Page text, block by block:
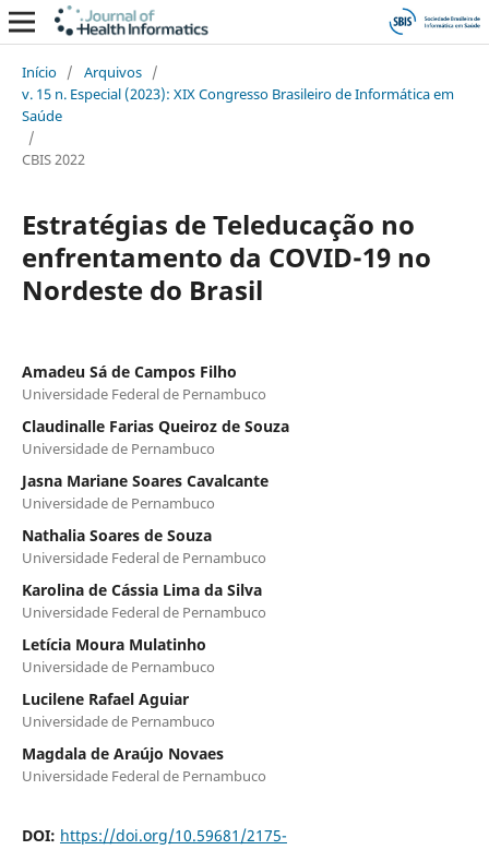
Início / Arquivos /
v. 15 n. Especial (2023): XIX Congresso Brasileiro de Informática em
Saúde
/
CBIS 2022
Estratégias de Teleducação no
enfrentamento da COVID-19 no
Nordeste do Brasil
Amadeu Sá de Campos Filho
Universidade Federal de Pernambuco
Claudinalle Farias Queiroz de Souza
Universidade de Pernambuco
Jasna Mariane Soares Cavalcante
Universidade de Pernambuco
Nathalia Soares de Souza
Universidade Federal de Pernambuco
Karolina de Cássia Lima da Silva
Universidade Federal de Pernambuco
Letícia Moura Mulatinho
Universidade de Pernambuco
Lucilene Rafael Aguiar
Universidade de Pernambuco
Magdala de Araújo Novaes
Universidade Federal de Pernambuco
DOI: https://doi.org/10.59681/2175-